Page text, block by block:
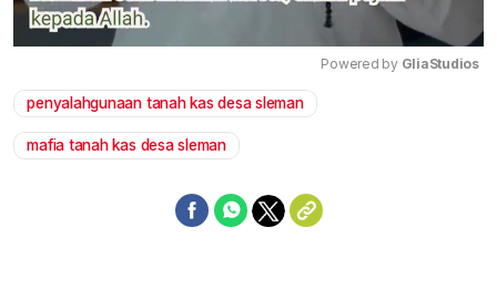
Powered by GliaStudios
penyalahgunaan tanah kas desa sleman
mafia tanah kas desa sleman